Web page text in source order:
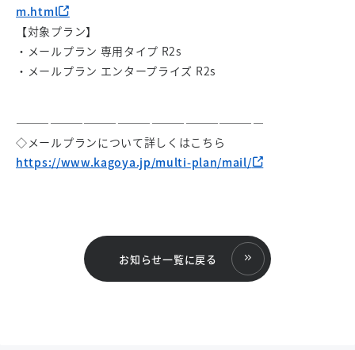
m.html
【対象プラン】
・メールプラン 専用タイプ R2s
・メールプラン エンタープライズ R2s
——————————————————————
◇メールプランについて詳しくはこちら
https://www.kagoya.jp/multi-plan/mail/
お知らせ一覧に戻る